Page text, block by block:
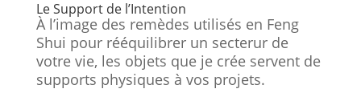
Le Support de l’Intention
À l’image des remèdes utilisés en Feng
Shui pour rééquilibrer un secterur de
votre vie, les objets que je crée servent de
supports physiques à vos projets.